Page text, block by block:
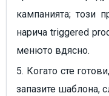
кампанията; този
нарича triggered
менюто вдясно.
5. Когато сте
запазите шаблона,